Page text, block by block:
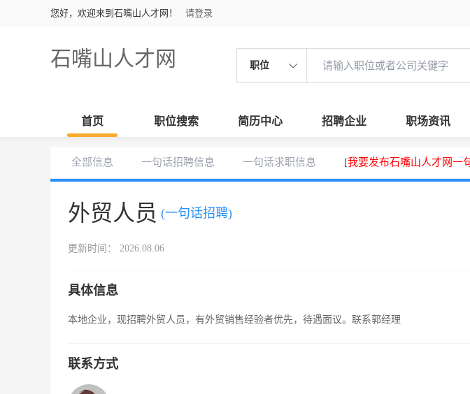
您好，欢迎来到石嘴山人才网！ 请登录
石嘴山人才网 职位
首页 职位搜索 简历中心 招聘企业 职场资讯
全部信息 一句话招聘信息 一句话求职信息 [我要发布石嘴山人才网一
外贸人员 (一句话招聘)
更新时间： 2026.08.06
具体信息
本地企业，现招聘外贸人员，有外贸销售经验者优先，待遇面议。联系郭经理
联系方式